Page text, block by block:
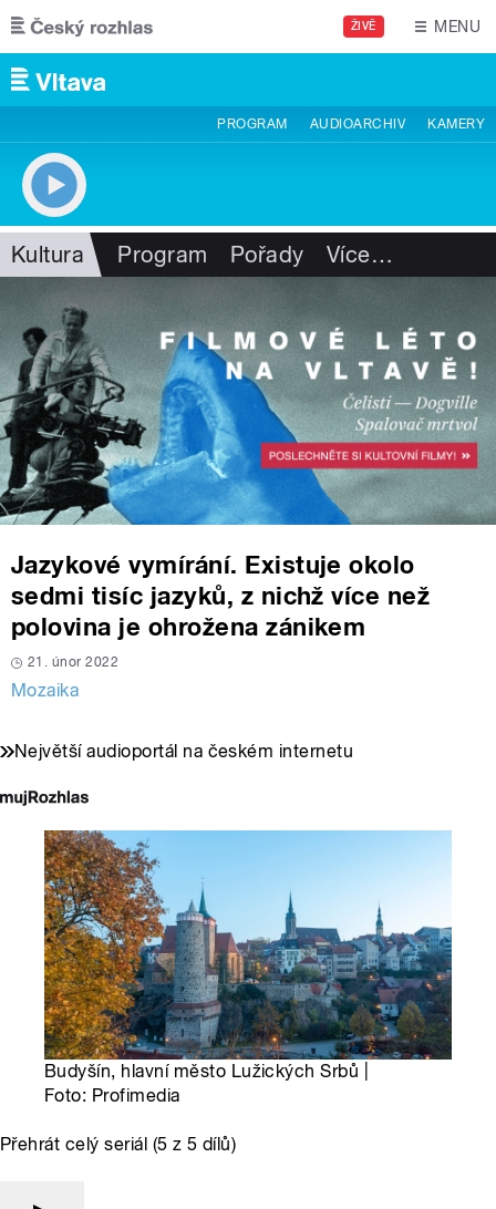
Přejít k hlavnímu obsahu
ŽIVĚ MENU
PROGRAM AUDIOARCHIV KAMERY
Kultura Program Pořady Více…
Jazykové vymírání. Existuje okolo
sedmi tisíc jazyků, z nichž více než
polovina je ohrožena zánikem
21. únor 2022
Mozaika
Největší audioportál na českém internetu
Budyšín, hlavní město Lužických Srbů |
Foto: Profimedia
Přehrát celý seriál (5 z 5 dílů)